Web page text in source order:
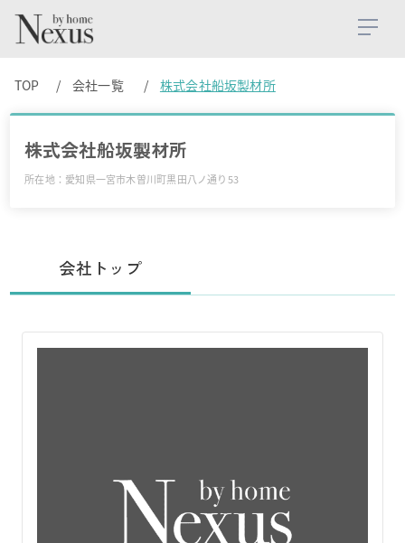
TOP 会社一覧 株式会社船坂製材所
株式会社船坂製材所
所在地：愛知県一宮市木曽川町黒田八ノ通り53
会社トップ